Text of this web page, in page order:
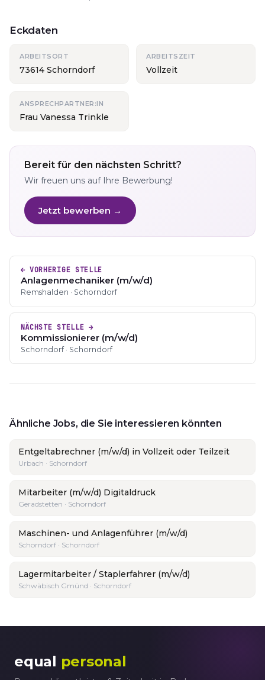
Eckdaten
ARBEITSORT
73614 Schorndorf
ARBEITSZEIT
Vollzeit
ANSPRECHPARTNER:IN
Frau Vanessa Trinkle
Bereit für den nächsten Schritt?
Wir freuen uns auf Ihre Bewerbung!
Jetzt bewerben →
← VORHERIGE STELLE
Anlagenmechaniker (m/w/d)
Remshalden · Schorndorf
NÄCHSTE STELLE →
Kommissionierer (m/w/d)
Schorndorf · Schorndorf
Ähnliche Jobs, die Sie interessieren könnten
Entgeltabrechner (m/w/d) in Vollzeit oder Teilzeit
Urbach · Schorndorf
Mitarbeiter (m/w/d) Digitaldruck
Geradstetten · Schorndorf
Maschinen- und Anlagenführer (m/w/d)
Schorndorf · Schorndorf
Lagermitarbeiter / Staplerfahrer (m/w/d)
Schwäbisch Gmünd · Schorndorf
equal personal